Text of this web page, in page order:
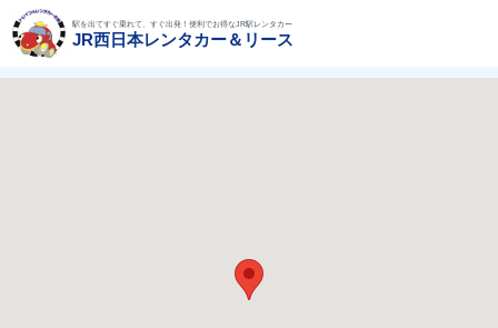
駅を出てすぐ乗れて、すぐ出発！便利でお得なJR駅レンタカー
JR西日本レンタカー＆リース